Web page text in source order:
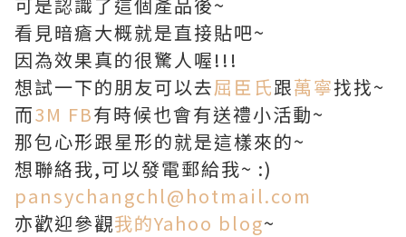
看見暗瘡大概就是直接貼吧~
因為效果真的很驚人喔!!!
想試一下的朋友可以去屈臣氏跟萬寧找找~
而3M FB有時候也會有送禮小活動~
那包心形跟星形的就是這樣來的~
想聯絡我,可以發電郵給我~ :)
pansychangchl@hotmail.com
亦歡迎參觀我的Yahoo blog~